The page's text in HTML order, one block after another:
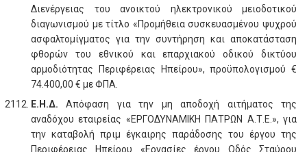
Διενέργειας του ανοικτού ηλεκτρονικού μειοδοτικού
διαγωνισμού με τίτλο «Προμήθεια συσκευασμένου ψυχρού
ασφαλτομίγματος για την συντήρηση και αποκατάσταση
φθορών του εθνικού και επαρχιακού οδικού δικτύου
αρμοδιότητας Περιφέρειας Ηπείρου», προϋπολογισμού €
74.400,00 € με ΦΠΑ.
Ε.Η.Δ.Απόφαση για την μη αποδοχή αιτήματος της
αναδόχου εταιρείας «ΕΡΓΟΔΥΝΑΜΙΚΗ ΠΑΤΡΩΝ Α.Τ.Ε.», για
την καταβολή πριμ έγκαιρης παράδοσης του έργου της
Περιφέρειας Ηπείρου «Εργασίες έργου Οδός Σταύρου